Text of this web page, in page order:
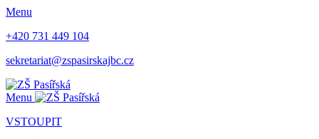
Menu
+420 731 449 104
sekretariat@zspasirskajbc.cz
Menu
VSTOUPIT